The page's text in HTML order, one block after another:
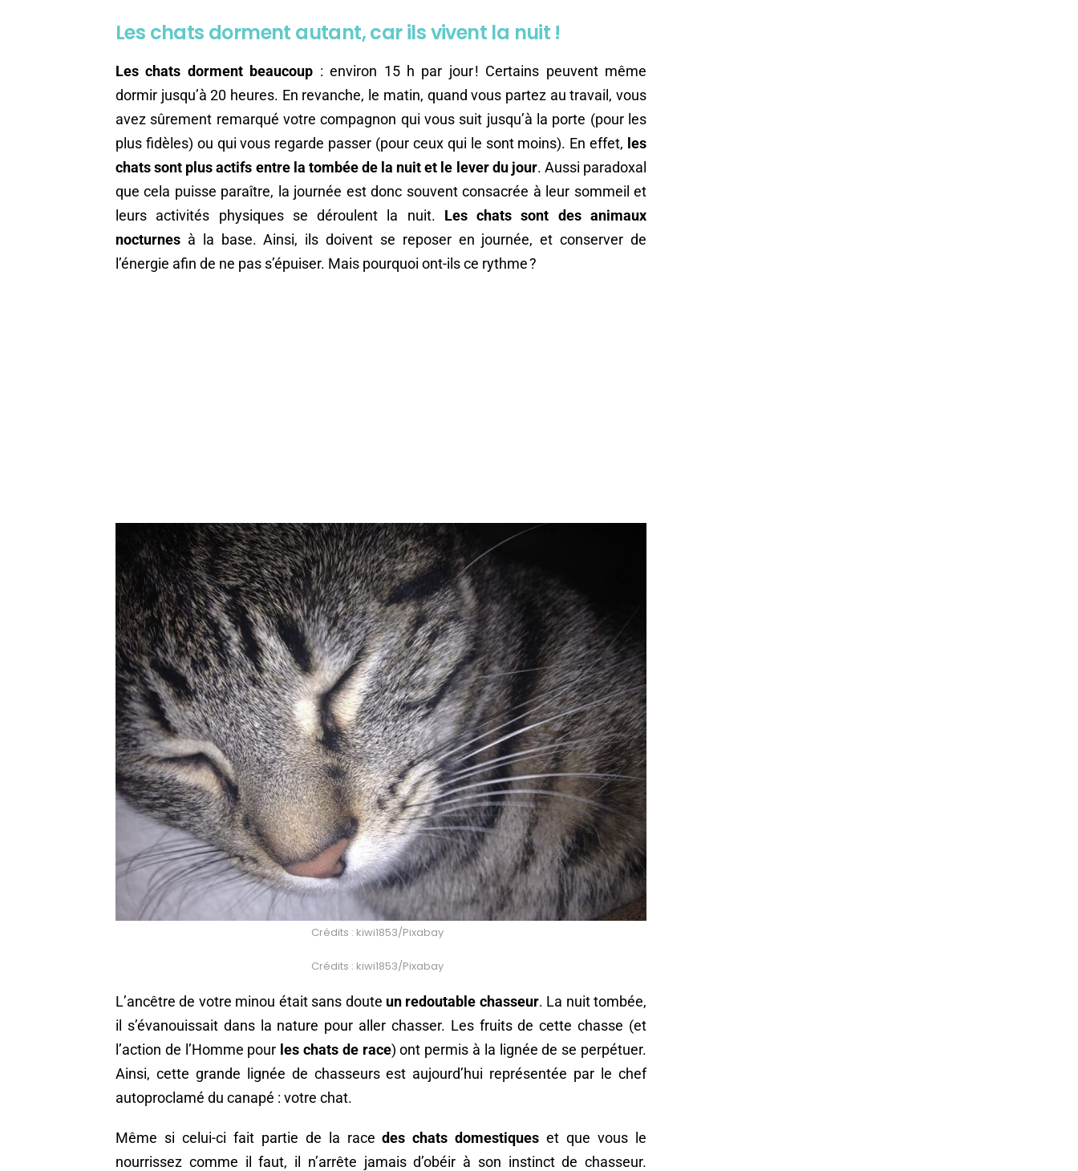
Les chats dorment autant, car ils vivent la nuit !
Les chats dorment beaucoup : environ 15 h par jour ! Certains peuvent même
dormir jusqu’à 20 heures. En revanche, le matin, quand vous partez au travail, vous
avez sûrement remarqué votre compagnon qui vous suit jusqu’à la porte (pour les
plus fidèles) ou qui vous regarde passer (pour ceux qui le sont moins). En effet, les
chats sont plus actifs entre la tombée de la nuit et le lever du jour. Aussi paradoxal
que cela puisse paraître, la journée est donc souvent consacrée à leur sommeil et
leurs activités physiques se déroulent la nuit. Les chats sont des animaux
nocturnes à la base. Ainsi, ils doivent se reposer en journée, et conserver de
l’énergie afin de ne pas s’épuiser. Mais pourquoi ont-ils ce rythme ?
Crédits : kiwi1853/Pixabay
Crédits : kiwi1853/Pixabay
L’ancêtre de votre minou était sans doute un redoutable chasseur. La nuit tombée,
il s’évanouissait dans la nature pour aller chasser. Les fruits de cette chasse (et
l’action de l’Homme pour les chats de race) ont permis à la lignée de se perpétuer.
Ainsi, cette grande lignée de chasseurs est aujourd’hui représentée par le chef
autoproclamé du canapé : votre chat.
Même si celui-ci fait partie de la racedes chats domestiques et que vous le
nourrissez comme il faut, il n’arrête jamais d’obéir à son instinct de chasseur.